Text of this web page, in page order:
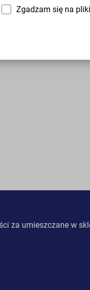
Zgadzam się na
za umieszczane w